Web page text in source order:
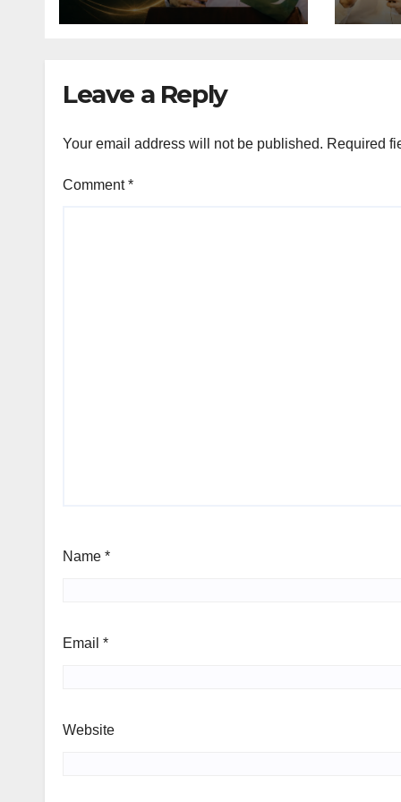
Leave a Reply
Your email address will not be published. Required
Comment*
Name *
Email *
Website